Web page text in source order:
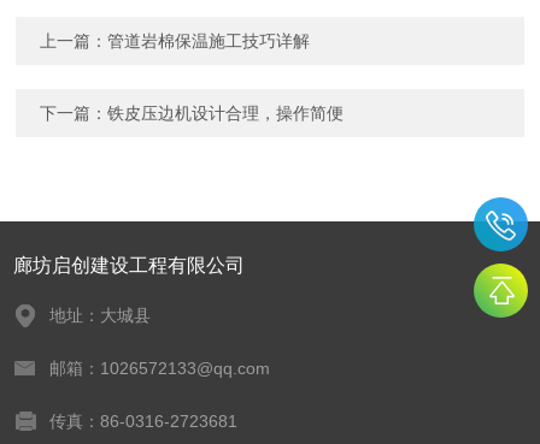
上一篇：管道岩棉保温施工技巧详解
下一篇：铁皮压边机设计合理，操作简便
廊坊启创建设工程有限公司
地址：大城县
邮箱：1026572133@qq.com
传真：86-0316-2723681